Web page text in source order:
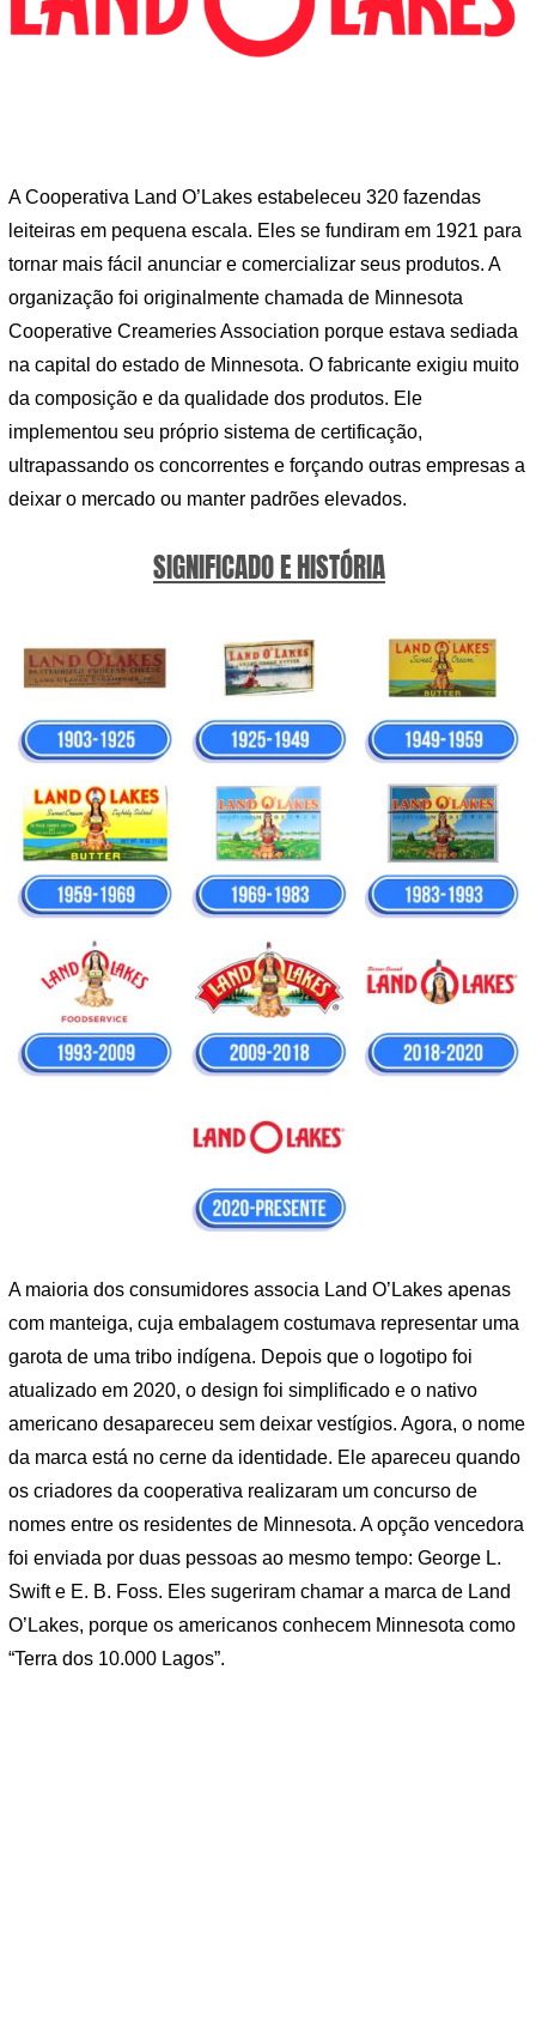
A Cooperativa Land O’Lakes estabeleceu 320 fazendas
leiteiras em pequena escala. Eles se fundiram em 1921 para
tornar mais fácil anunciar e comercializar seus produtos. A
organização foi originalmente chamada de Minnesota
Cooperative Creameries Association porque estava sediada
na capital do estado de Minnesota. O fabricante exigiu muito
da composição e da qualidade dos produtos. Ele
implementou seu próprio sistema de certificação,
ultrapassando os concorrentes e forçando outras empresas a
deixar o mercado ou manter padrões elevados.
SIGNIFICADO E HISTÓRIA
A maioria dos consumidores associa Land O’Lakes apenas
com manteiga, cuja embalagem costumava representar uma
garota de uma tribo indígena. Depois que o logotipo foi
atualizado em 2020, o design foi simplificado e o nativo
americano desapareceu sem deixar vestígios. Agora, o nome
da marca está no cerne da identidade. Ele apareceu quando
os criadores da cooperativa realizaram um concurso de
nomes entre os residentes de Minnesota. A opção vencedora
foi enviada por duas pessoas ao mesmo tempo: George L.
Swift e E. B. Foss. Eles sugeriram chamar a marca de Land
O’Lakes, porque os americanos conhecem Minnesota como
“Terra dos 10.000 Lagos”.